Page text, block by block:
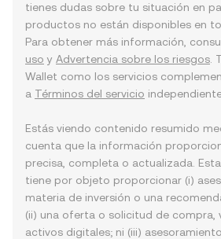
tienes dudas sobre tu situación en
productos no están disponibles en
Para obtener más información,
uso y Advertencia sobre los riesgos
Wallet como los servicios
a Términos del servicio
Estás viendo contenido resumido
cuenta que la información
precisa, completa o actualizada.
tiene por objeto proporcionar (i)
materia de inversión o una
(ii) una oferta o solicitud de compra,
activos digitales; ni (iii)